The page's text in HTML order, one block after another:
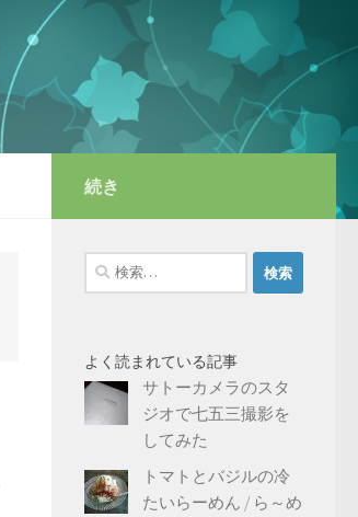
続き
検
索:
よく読まれている記事
サトーカメラのスタ
ジオで七五三撮影を
してみた
トマトとバジルの冷
たいらーめん / ら～め